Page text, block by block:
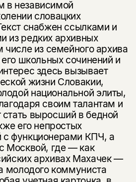
независимой
словацких
снабжен ссылками и
из редких архивных
числе из семейного архива
школьных сочинений и
здесь вызывает
жизни Словакии,
национальной элиты,
своим талантам и
выросший в бедной
его непростых
с функционерами КПЧ, а
Москвой, где — как
архивах Махачек —
молодого коммуниста